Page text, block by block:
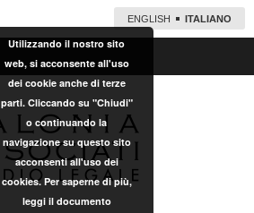
ENGLISH ITALIANO
Utilizzando il nostro sito
web, si acconsente all'uso
dei cookie anche di terze
parti. Cliccando su "Chiudi"
o continuando la
navigazione su questo sito
acconsenti all'uso dei
cookies. Per saperne di più,
leggi il documento